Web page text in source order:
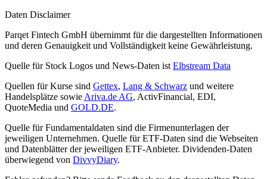
Daten Disclaimer
Parqet Fintech GmbH übernimmt für die dargestellten Informationen
und deren Genauigkeit und Vollständigkeit keine Gewährleistung.
Quelle für Stock Logos und News-Daten ist Elbstream Data
Quellen für Kurse sind Gettex, Lang & Schwarz und weitere
Handelsplätze sowie Ariva.de AG, ActivFinancial, EDI,
QuoteMedia und GOLD.DE.
Quelle für Fundamentaldaten sind die Firmenunterlagen der
jeweiligen Unternehmen. Quelle für ETF-Daten sind die Webseiten
und Datenblätter der jeweiligen ETF-Anbieter. Dividenden-Daten
überwiegend von DivvyDiary.